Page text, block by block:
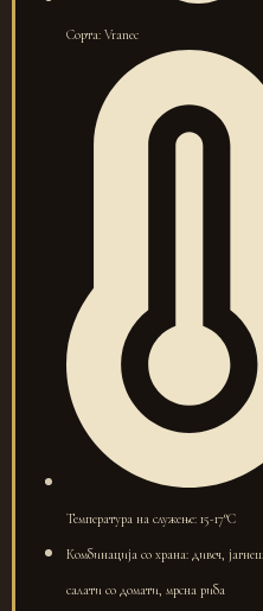
Сорта: Vranec
Температура на служење: 15-17°C
Комбинација со храна: дивеч,
салати со домати, мрсна риба